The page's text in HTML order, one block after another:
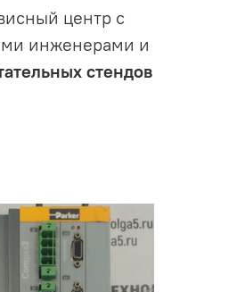
центр с
инженерами и
стендов